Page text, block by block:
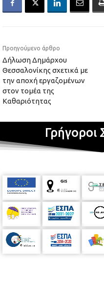
Προηγούμενο άρθρο
Δήλωση Δημάρχου
Θεσσαλονίκης σχετικά με
την αποχή εργαζομένων
στον τομέα της
Καθαριότητας
Γρήγοροι